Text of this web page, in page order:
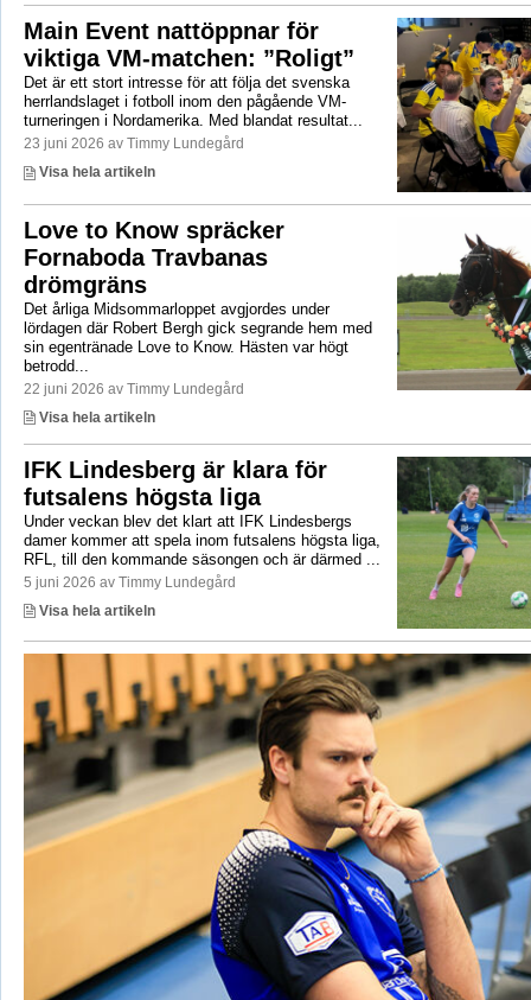
Main Event nattöppnar för
viktiga VM-matchen: ”Roligt”
Det är ett stort intresse för att följa det svenska
herrlandslaget i fotboll inom den pågående VM-
turneringen i Nordamerika. Med blandat resultat...
23 juni 2026 av Timmy Lundegård
Visa hela artikeln
Love to Know spräcker
Fornaboda Travbanas
drömgräns
Det årliga Midsommarloppet avgjordes under
lördagen där Robert Bergh gick segrande hem med
sin egentränade Love to Know. Hästen var högt
betrodd...
22 juni 2026 av Timmy Lundegård
Visa hela artikeln
IFK Lindesberg är klara för
futsalens högsta liga
Under veckan blev det klart att IFK Lindesbergs
damer kommer att spela inom futsalens högsta liga,
RFL, till den kommande säsongen och är därmed ...
5 juni 2026 av Timmy Lundegård
Visa hela artikeln